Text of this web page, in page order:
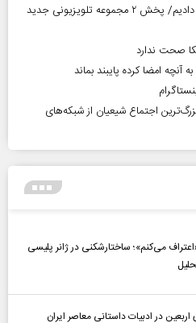
هنرمند منحصر‌به‌فردی را از دست دادیم/ پخش ۲ مجموعه تلویزیونی جدید
صحت ندارد
آنچه امضا کرده پایبند بماند
بزرگ‌ترین اجتماع شیعیان از شبکه‌های
می‌کنم»؛ ساختارشکنی در ژانر پلیسی
اربعین در ادبیات داستانی معاصر ایران